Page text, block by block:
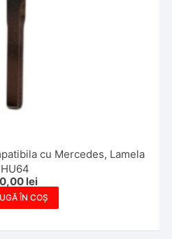
cu Mercedes, Lamela
HU64
lei
ÎN COȘ